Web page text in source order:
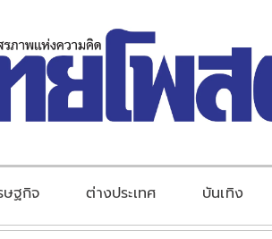
ษฐกิจ ต่างประเทศ บันเทิง